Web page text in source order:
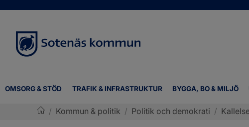
OMSORG & STÖD TRAFIK & INFRASTRUKTUR BYGGA, BO & MILJÖ
/ Kommun & politik / Politik och demokrati /